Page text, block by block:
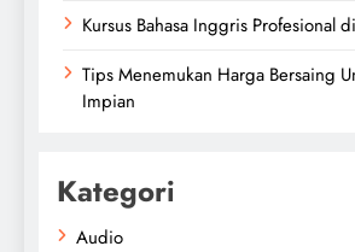
Kursus Bahasa Inggris Profesional
Tips Menemukan Harga Bersaing
Impian
Kategori
Audio